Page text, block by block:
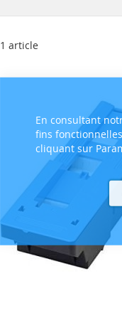
En consultant
fins
cliquant sur
1 article